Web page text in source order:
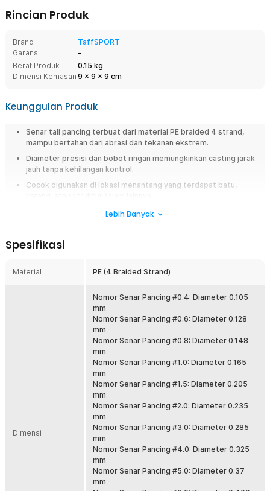
Rincian Produk
Brand
TaffSPORT
Garansi
-
Berat Produk
0.15 kg
Dimensi Kemasan 9 x 9 x 9 cm
Keunggulan Produk
Senar tali pancing terbuat dari material PE braided 4 strand,
mampu bertahan dari abrasi dan tekanan ekstrem.
Diameter presisi dan bobot ringan memungkinkan casting jarak
jauh tanpa kehilangan kontrol.
Cocok digunakan di lokasi menantang yang terdapat batu,
Senar lentur namun kuat, cocok metode mancing casting,
Dapat digunakan di air asin yang korosif atau air tawar yang
berarus deras.
Overview
Gunakan senar pancing PE braided 300M dari TaffSPORT yang dirancang
kuat, halus, dan tahan abrasi untuk berbagai kondisi memancing. Cocok
digunakan di laut, sungai, dan kolam dengan performa stabil saat casting
maupun fight ikan besar. Solusi tepat untuk pemancing pemula hingga
Material PE Braided 4 Strand Kuat
Menggunakan bahan PE braided 4 anyaman yang terkenal kuat dan
tahan lama. Struktur serat rapat membantu menahan tarikan besar
saat strike. Cocok untuk area berbatu, karang, dan spot ekstrem.
Panjang 300 M Lebih Fleksibel
Dengan panjang 300 M, senar cukup untuk pengisian spool reel
ukuran kecil hingga menengah. Bisa digunakan untuk beberapa
setup sekaligus. Lebih hemat dibanding membeli spool kecil
Lebih Banyak
Spesifikasi
Material PE (4 Braided Strand)
Dimensi
Nomor Senar Pancing #0.4: Diameter 0.105
mm
Nomor Senar Pancing #0.6: Diameter 0.128
mm
Nomor Senar Pancing #0.8: Diameter 0.148
mm
Nomor Senar Pancing #1.0: Diameter 0.165
mm
Nomor Senar Pancing #1.5: Diameter 0.205
mm
Nomor Senar Pancing #2.0: Diameter 0.235
mm
Nomor Senar Pancing #3.0: Diameter 0.285
mm
Nomor Senar Pancing #4.0: Diameter 0.325
mm
Nomor Senar Pancing #5.0: Diameter 0.37
mm